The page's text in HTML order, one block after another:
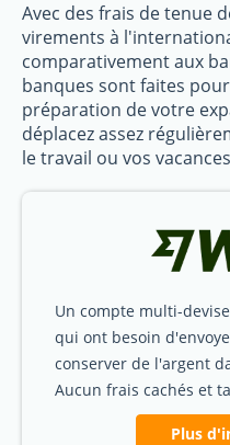
Avec des frais de tenue
virements à
comparativement aux
banques sont faites
préparation de votre
déplacez assez
le travail ou vos
Un compte multi-
qui ont besoin
conserver de l'argent
Aucun frais cachés et
Plus